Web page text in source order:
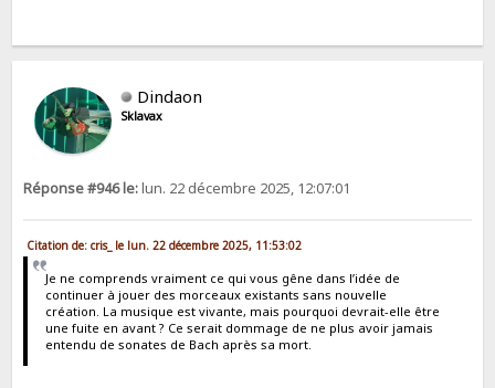
Dindaon
Sklavax
Réponse #946 le:lun. 22 décembre 2025, 12:07:01
Citation de: cris_ le lun. 22 décembre 2025, 11:53:02
Je ne comprends vraiment ce qui vous gêne dans l’idée de
continuer à jouer des morceaux existants sans nouvelle
création. La musique est vivante, mais pourquoi devrait-elle être
une fuite en avant ? Ce serait dommage de ne plus avoir jamais
entendu de sonates de Bach après sa mort.